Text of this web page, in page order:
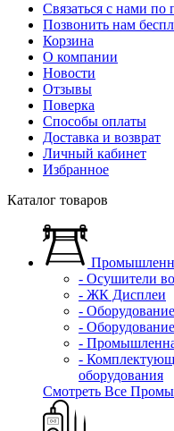
Связаться с нами по
Позвонить нам
Корзина
О компании
Новости
Отзывы
Поверка
Способы оплаты
Доставка и возврат
Личный кабинет
Избранное
Каталог товаров
- Осушители
- ЖК Дисплеи
-
-
-
-
оборудования
Смотреть Все